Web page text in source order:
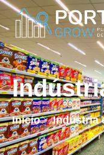
Início Indústria